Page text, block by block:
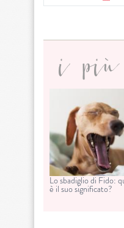
i
Lo sbadiglio di Fido:
è il suo significato?